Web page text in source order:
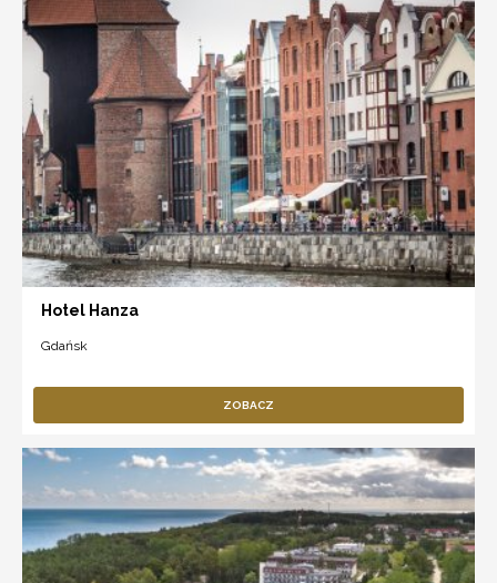
Hotel Hanza
Gdańsk
ZOBACZ